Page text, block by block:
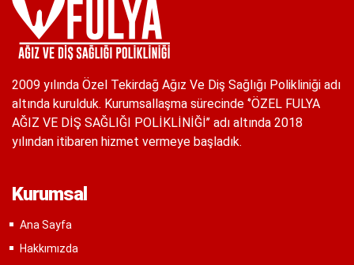
2009 yılında Özel Tekirdağ Ağız Ve Diş Sağlığı Polikliniği adı
altında kurulduk. Kurumsallaşma sürecinde ‘’ÖZEL FULYA
AĞIZ VE DİŞ SAĞLIĞI POLİKLİNİĞİ’’ adı altında 2018
yılından itibaren hizmet vermeye başladık.
Kurumsal
Ana Sayfa
Hakkımızda